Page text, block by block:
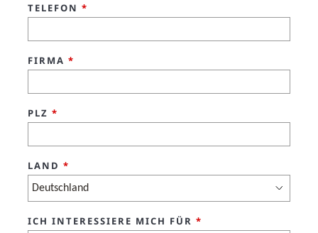
TELEFON *
FIRMA *
PLZ *
LAND *
ICH INTERESSIERE MICH FÜR *